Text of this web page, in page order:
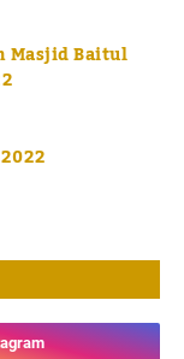
Masjid Baitul